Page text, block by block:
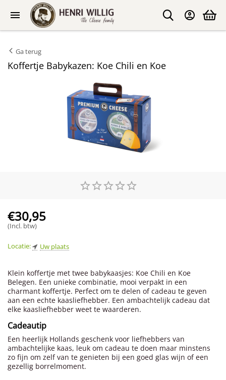
Ga terug
Koffertje Babykazen: Koe Chili en Koe
€30,95
(Incl. btw)
Locatie: Uw plaats
Klein koffertje met twee babykaasjes: Koe Chili en Koe
Belegen. Een unieke combinatie, mooi verpakt in een
charmant koffertje. Perfect om te delen of cadeau te geven
aan een echte kaasliefhebber. Een ambachtelijk cadeau dat
elke kaasliefhebber weet te waarderen.
Cadeautip
Een heerlijk Hollands geschenk voor liefhebbers van
ambachtelijke kaas, leuk om cadeau te doen maar minstens
zo fijn om zelf van te genieten bij een goed glas wijn of een
gezellig borrelmoment.